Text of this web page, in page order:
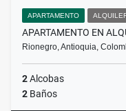
APARTAMENTO
APARTAMENTO EN
Rionegro, Antioquia,
2Alcobas
2 Baños